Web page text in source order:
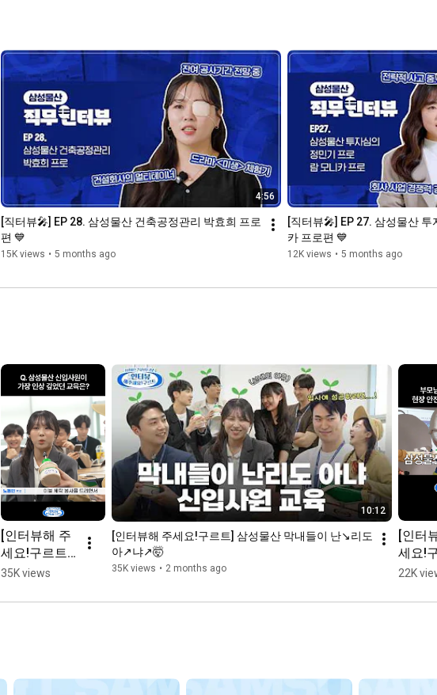
4:56
[직터뷰🎤] EP 28. 삼성물산 건축공정관리 박효희 프로
편 💙
15K views • 5 months ago
[직터뷰🎤] EP 27. 삼성물산 투
카 프로편 💙
12K views • 5 months ago
[인터뷰해 주
세요!구르트]
Q. 삼성물산
가장 인상 깊
35K views
10:12
[인터뷰해 주세요!구르트] 삼성물산 막내들이 난↘️리도
아↗️냐↗️🤯
35K views • 2 months ago
[인터
세요!
부모님
장 안
22K